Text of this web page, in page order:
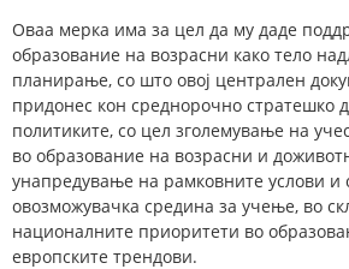
Оваа мерка има за цел да му даде
образование на возрасни како тело
планирање, со што овој централен
придонес кон среднорочно стратешко
политиките, со цел зголемување на
во образование на возрасни и
унапредување на рамковните услови и
овозможувачка средина за учење, во
националните приоритети во
европските трендови.